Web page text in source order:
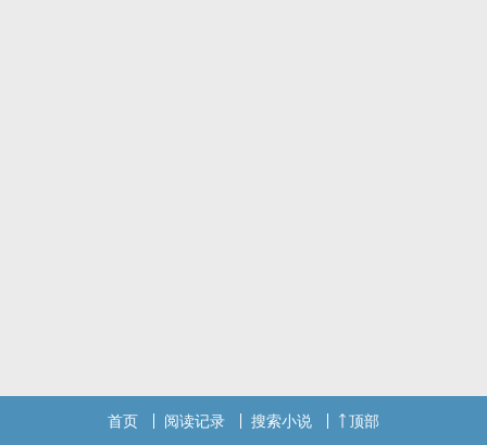
首页 阅读记录 搜索小说 顶部